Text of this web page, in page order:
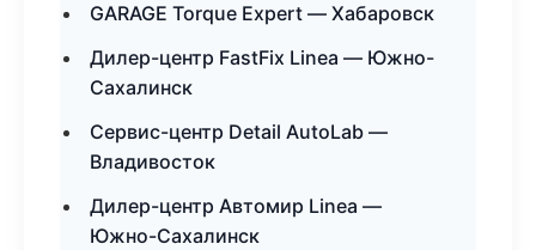
GARAGE Torque Expert — Хабаровск
Дилер-центр FastFix Linea — Южно-
Сахалинск
Сервис-центр Detail AutoLab —
Владивосток
Дилер-центр Автомир Linea —
Южно-Сахалинск